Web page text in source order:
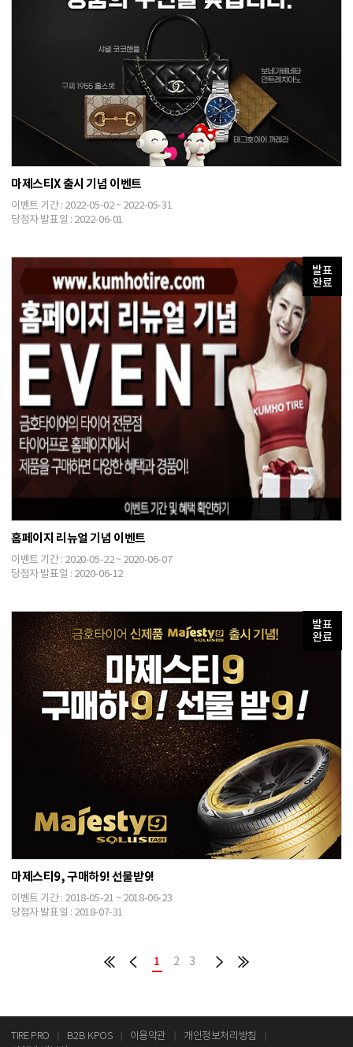
마제스티X 출시 기념 이벤트
이벤트 기간 : 2022-05-02 ~ 2022-05-31
당첨자 발표일 : 2022-06-01
발표
완료
홈페이지 리뉴얼 기념 이벤트
이벤트 기간 : 2020-05-22 ~ 2020-06-07
당첨자 발표일 : 2020-06-12
발표
완료
마제스티9, 구매하9! 선물받9!
이벤트 기간 : 2018-05-21 ~ 2018-06-23
당첨자 발표일 : 2018-07-31
1 2 3
TIRE PRO B2B KPOS 이용약관
개인정보처리방침